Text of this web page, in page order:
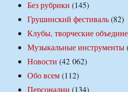
Без рубрики (145)
Грушинский фестиваль(82)
Клубы, творческие
Музыкальные инструменты
Новости (42 062)
Обо всем(112)
Персоналии (134)